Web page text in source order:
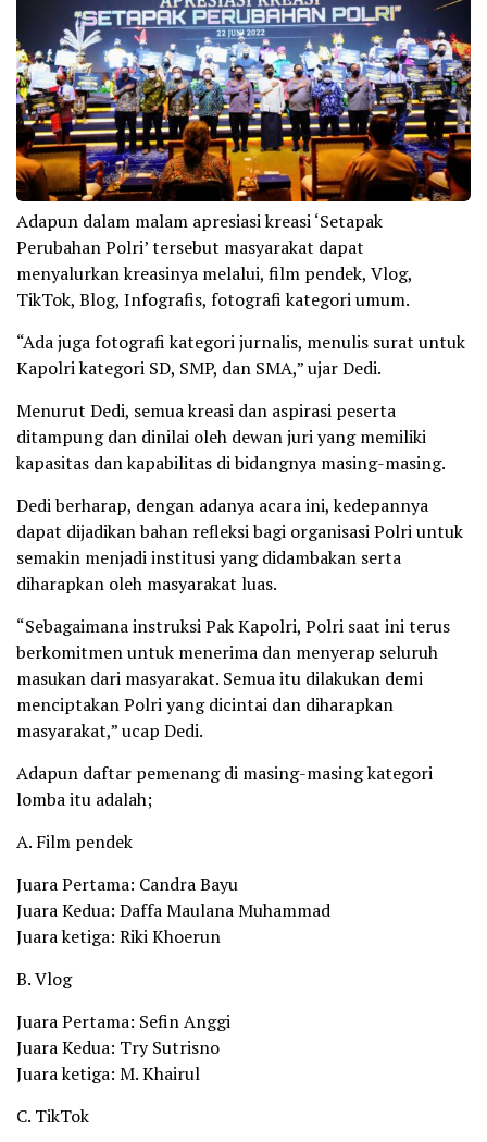
Adapun dalam malam apresiasi kreasi ‘Setapak
Perubahan Polri’ tersebut masyarakat dapat
menyalurkan kreasinya melalui, film pendek, Vlog,
TikTok, Blog, Infografis, fotografi kategori umum.
“Ada juga fotografi kategori jurnalis, menulis surat untuk
Kapolri kategori SD, SMP, dan SMA,” ujar Dedi.
Menurut Dedi, semua kreasi dan aspirasi peserta
ditampung dan dinilai oleh dewan juri yang memiliki
kapasitas dan kapabilitas di bidangnya masing-masing.
Dedi berharap, dengan adanya acara ini, kedepannya
dapat dijadikan bahan refleksi bagi organisasi Polri untuk
semakin menjadi institusi yang didambakan serta
diharapkan oleh masyarakat luas.
“Sebagaimana instruksi Pak Kapolri, Polri saat ini terus
berkomitmen untuk menerima dan menyerap seluruh
masukan dari masyarakat. Semua itu dilakukan demi
menciptakan Polri yang dicintai dan diharapkan
masyarakat,” ucap Dedi.
Adapun daftar pemenang di masing-masing kategori
lomba itu adalah;
A. Film pendek
Juara Pertama: Candra Bayu
Juara Kedua: Daffa Maulana Muhammad
Juara ketiga: Riki Khoerun
B. Vlog
Juara Pertama: Sefin Anggi
Juara Kedua: Try Sutrisno
Juara ketiga: M. Khairul
C. TikTok